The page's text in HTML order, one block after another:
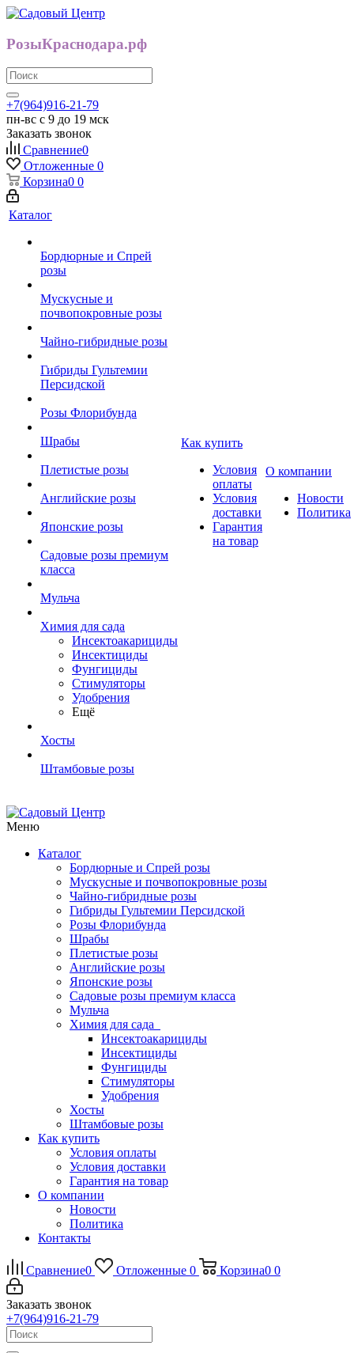
РозыКраснодара.рф
+7(964)916-21-79
пн-вс с 9 до 19 мск
Заказать звонок
Сравнение0
Отложенные 0
Корзина0 0
Каталог
Бордюрные и Спрей
розы
Мускусные и
почвопокровные розы
Чайно-гибридные розы
Гибриды Гультемии
Персидской
Розы Флорибунда
Шрабы
Плетистые розы
Английские розы
Японские розы
Садовые розы премиум
класса
Мульча
Химия для сада
Инсектоакарициды
Инсектициды
Фунгициды
Стимуляторы
Удобрения
Ещё
Хосты
Штамбовые розы
Как купить
Условия
оплаты
Условия
доставки
Гарантия
на товар
О компании
Новости
Политика
Меню
Каталог
Бордюрные и Спрей розы
Мускусные и почвопокровные розы
Чайно-гибридные розы
Гибриды Гультемии Персидской
Розы Флорибунда
Шрабы
Плетистые розы
Английские розы
Японские розы
Садовые розы премиум класса
Мульча
Химия для сада
Инсектоакарициды
Инсектициды
Фунгициды
Стимуляторы
Удобрения
Хосты
Штамбовые розы
Как купить
Условия оплаты
Условия доставки
Гарантия на товар
О компании
Новости
Политика
Контакты
Сравнение0 Отложенные 0 Корзина0 0
Заказать звонок
+7(964)916-21-79